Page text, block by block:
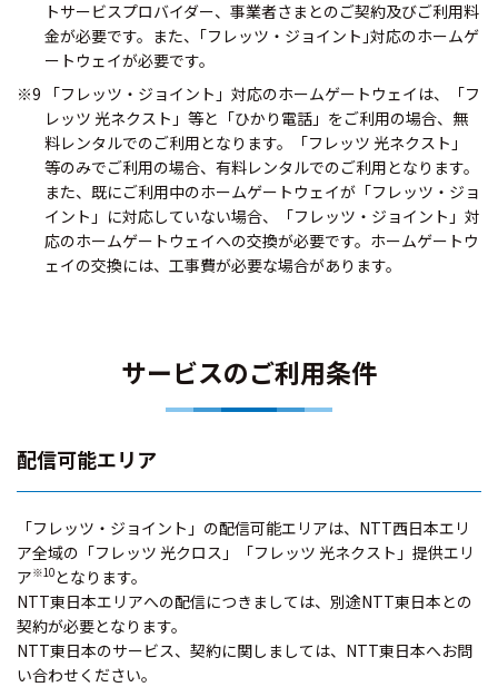
トサービスプロバイダー、事業者さまとのご契約及びご利用料
金が必要です。また、｢フレッツ・ジョイント｣対応のホームゲ
ートウェイが必要です。
※9 「フレッツ・ジョイント」対応のホームゲートウェイは、「フ
レッツ 光ネクスト」等と「ひかり電話」をご利用の場合、無
料レンタルでのご利用となります。「フレッツ 光ネクスト」
等のみでご利用の場合、有料レンタルでのご利用となります。
また、既にご利用中のホームゲートウェイが「フレッツ・ジョ
イント」に対応していない場合、「フレッツ・ジョイント」対
応のホームゲートウェイへの交換が必要です。ホームゲートウ
ェイの交換には、工事費が必要な場合があります。
サービスのご利用条件
配信可能エリア
「フレッツ・ジョイント」の配信可能エリアは、NTT西日本エリ
ア全域の「フレッツ 光クロス」「フレッツ 光ネクスト」提供エリ
ア※10となります。
NTT東日本エリアへの配信につきましては、別途NTT東日本との
契約が必要となります。
NTT東日本のサービス、契約に関しましては、NTT東日本へお問
い合わせください。